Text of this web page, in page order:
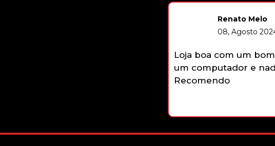
Renato Melo
08, Agosto
Loja boa com um
um computador e
Recomendo